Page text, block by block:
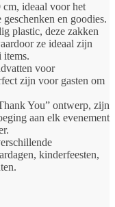
ideaal voor het
en goodies.
plastic, deze zakken
ze ideaal zijn
items.
voor
zijn voor gasten om
You” ontwerp, zijn
aan elk evenement
kinderfeesten,